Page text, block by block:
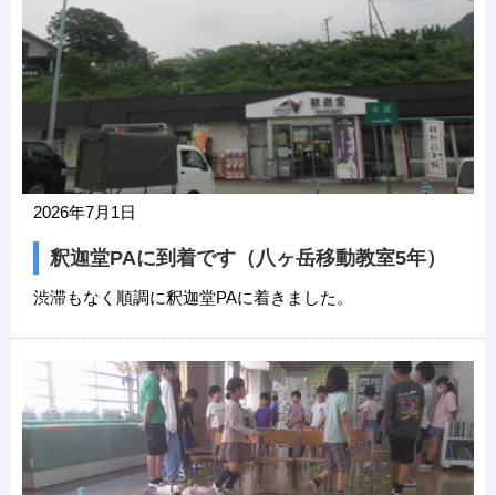
2026年7月1日
釈迦堂PAに到着です（八ヶ岳移動教室5年）
渋滞もなく順調に釈迦堂PAに着きました。